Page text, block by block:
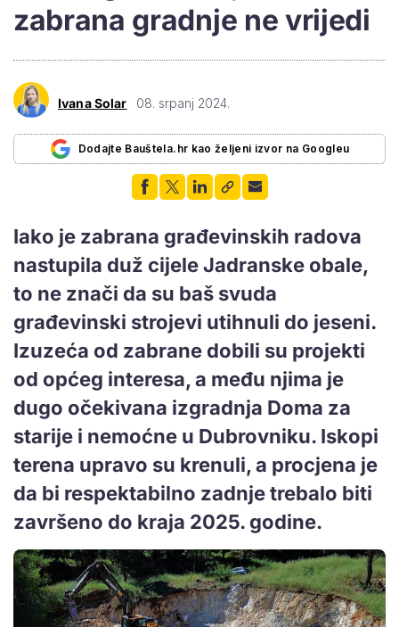
zabrana gradnje ne vrijedi
Ivana Solar 08. srpanj 2024.
Dodajte Bauštela.hr kao željeni izvor na Googleu
Iako je zabrana građevinskih radova
nastupila duž cijele Jadranske obale,
to ne znači da su baš svuda
građevinski strojevi utihnuli do jeseni.
Izuzeća od zabrane dobili su projekti
od općeg interesa, a među njima je
dugo očekivana izgradnja Doma za
starije i nemoćne u Dubrovniku. Iskopi
terena upravo su krenuli, a procjena je
da bi respektabilno zadnje trebalo biti
završeno do kraja 2025. godine.